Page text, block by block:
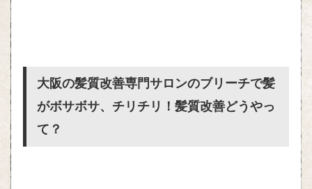
大阪の髪質改善専門サロンのブリーチで髪
がボサボサ、チリチリ！髪質改善どうやっ
て？